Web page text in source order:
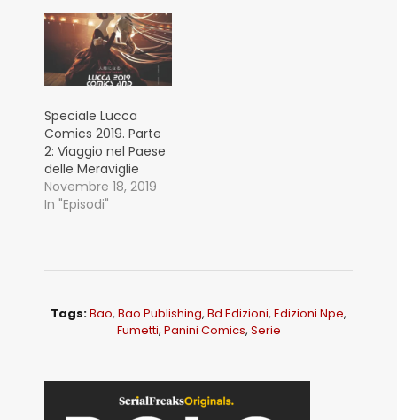
Speciale Lucca
Comics 2019. Parte
2: Viaggio nel Paese
delle Meraviglie
Novembre 18, 2019
In "Episodi"
Tags:Bao, Bao Publishing, Bd Edizioni, Edizioni Npe,
Fumetti, Panini Comics, Serie